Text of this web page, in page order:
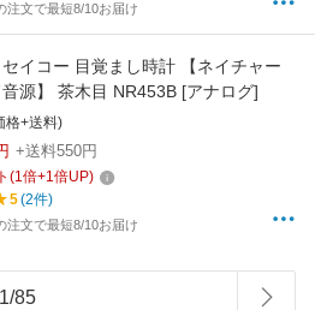
注文で最短8/10お届け
イコー 目覚まし時計 【ネイチャー
源】 茶木目 NR453B [アナログ]
格+送料)
+送料550円
(1倍+1倍UP)
5(2件)
注文で最短8/10お届け
1/85